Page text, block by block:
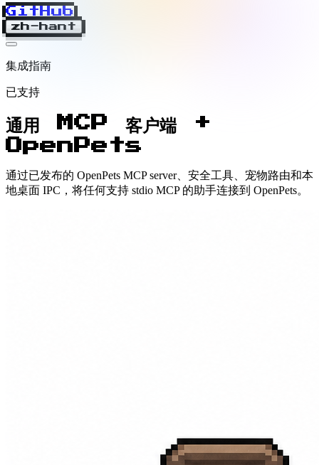
GitHub
zh-hant
集成指南
已支持
通用 MCP 客户端 +
OpenPets
通过已发布的 OpenPets MCP server、安全工具、宠物路由和本
地桌面 IPC，将任何支持 stdio MCP 的助手连接到 OpenPets。